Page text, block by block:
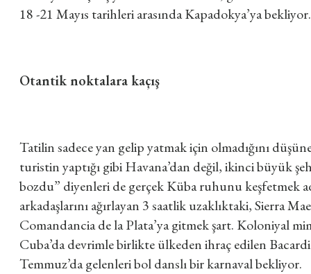
18 -21 Mayıs tarihleri arasında Kapadokya’ya bekliyor.
Otantik noktalara kaçış
Tatilin sadece yan gelip yatmak için olmadığını
turistin yaptığı gibi Havana’dan değil, ikinci büyük
bozdu” diyenleri de gerçek Küba ruhunu keşfetmek
arkadaşlarını ağırlayan 3 saatlik uzaklıktaki, Sierra
Comandancia de la Plata’ya gitmek şart. Koloniyal
Cuba’da devrimle birlikte ülkeden ihraç edilen
Temmuz’da gelenleri bol danslı bir karnaval bekliyor.